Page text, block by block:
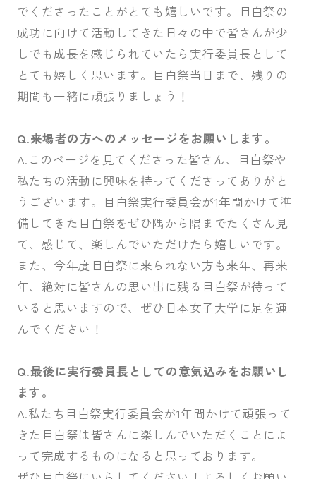
でくださったことがとても嬉しいです。目白祭の
成功に向けて活動してきた日々の中で皆さんが少
しでも成長を感じられていたら実行委員長として
とても嬉しく思います。目白祭当日まで、残りの
期間も一緒に頑張りましょう！
Q.来場者の方へのメッセージをお願いします。
A.このページを見てくださった皆さん、目白祭や
私たちの活動に興味を持ってくださってありがと
うございます。目白祭実行委員会が1年間かけて準
備してきた目白祭をぜひ隅から隅までたくさん見
て、感じて、楽しんでいただけたら嬉しいです。
また、今年度目白祭に来られない方も来年、再来
年、絶対に皆さんの思い出に残る目白祭が待って
いると思いますので、ぜひ日本女子大学に足を運
んでください！
Q.最後に実行委員長としての意気込みをお願いし
ます。
A.私たち目白祭実行委員会が1年間かけて頑張って
きた目白祭は皆さんに楽しんでいただくことによ
って完成するものになると思っております。